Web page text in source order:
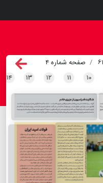
صفحه شماره ۴
۱۰ ۱۱ ۱۲ ۱۳ ۱۴